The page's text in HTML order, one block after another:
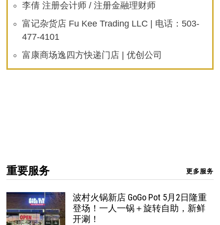
李倩 注册会计师 / 注册金融理财师
富记杂货店 Fu Kee Trading LLC | 电话：503-
477-4101
富康商场逸四方快递门店 | 优创公司
重要服务 更多服务
波村火锅新店 GoGo Pot 5月2日隆重
登场！一人一锅＋旋转自助，新鲜
开涮！